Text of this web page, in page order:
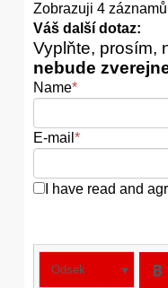
Zobrazuji 4 záznamů
Váš další dotaz:
Vyplňte, prosím,
nebude
Name*
E-mail *
I have read and
Odsek